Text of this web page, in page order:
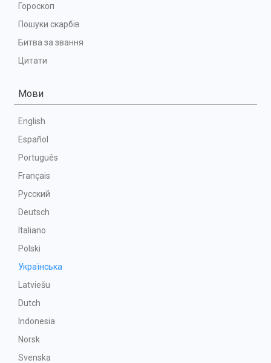
Гороскоп
Пошуки скарбів
Битва за звання
Цитати
Мови
English
Español
Português
Français
Русский
Deutsch
Italiano
Polski
Українська
Latviešu
Dutch
Indonesia
Norsk
Svenska